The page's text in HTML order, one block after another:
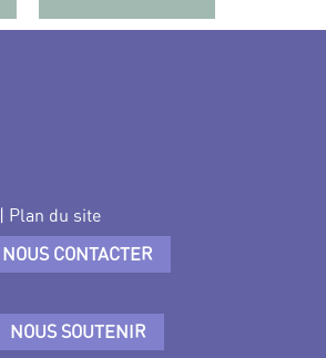
| Plan du site
NOUS CONTACTER
NOUS SOUTENIR